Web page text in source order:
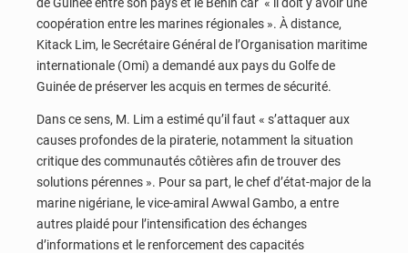
coopération entre les marines régionales ». À distance,
Kitack Lim, le Secrétaire Général de l’Organisation maritime
internationale (Omi) a demandé aux pays du Golfe de
Guinée de préserver les acquis en termes de sécurité.
Dans ce sens, M. Lim a estimé qu’il faut « s’attaquer aux
causes profondes de la piraterie, notamment la situation
critique des communautés côtières afin de trouver des
solutions pérennes ». Pour sa part, le chef d’état-major de la
marine nigériane, le vice-amiral Awwal Gambo, a entre
autres plaidé pour l’intensification des échanges
d’informations et le renforcement des capacités